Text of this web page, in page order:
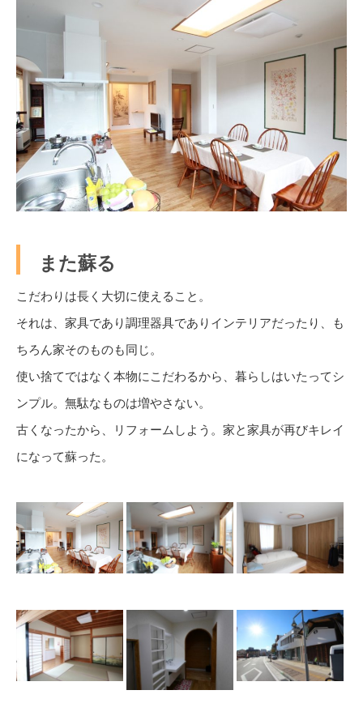
また蘇る
こだわりは長く大切に使えること。
それは、家具であり調理器具でありインテリアだったり、も
ちろん家そのものも同じ。
使い捨てではなく本物にこだわるから、暮らしはいたってシ
ンプル。無駄なものは増やさない。
古くなったから、リフォームしよう。家と家具が再びキレイ
になって蘇った。